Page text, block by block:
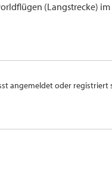
(Langstrecke) im
angemeldet oder